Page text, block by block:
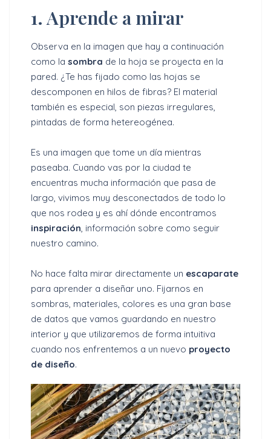
1. Aprende a mirar
Observa en la imagen que hay a continuación
como la sombra de la hoja se proyecta en la
pared. ¿Te has fijado como las hojas se
descomponen en hilos de fibras? El material
también es especial, son piezas irregulares,
pintadas de forma hetereogénea.
Es una imagen que tome un día mientras
paseaba. Cuando vas por la ciudad te
encuentras mucha información que pasa de
largo, vivimos muy desconectados de todo lo
que nos rodea y es ahí dónde encontramos
inspiración , información sobre como seguir
nuestro camino.
No hace falta mirar directamente un escaparate
para aprender a diseñar uno. Fijarnos en
sombras, materiales, colores es una gran base
de datos que vamos guardando en nuestro
interior y que utilizaremos de forma intuitiva
cuando nos enfrentemos a un nuevo proyecto
de diseño.